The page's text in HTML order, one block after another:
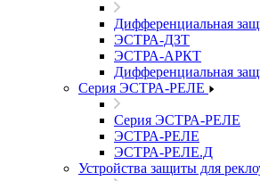
Дифференциальная
ЭСТРА-ДЗТ
ЭСТРА-АРКТ
Дифференциальная
Серия ЭСТРА-РЕЛЕ
Серия ЭСТРА-РЕЛЕ
ЭСТРА-РЕЛЕ
ЭСТРА-РЕЛЕ.Д
Устройства защиты для